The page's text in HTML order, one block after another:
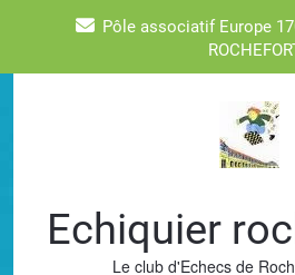
Pôle associatif Europe
Echiquier
Le club d'Echecs de